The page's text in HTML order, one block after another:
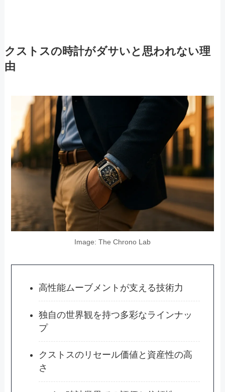
クストスの時計がダサいと思われない理
由
Image: The Chrono Lab
高性能ムーブメントが支える技術力
独自の世界観を持つ多彩なラインナッ
プ
クストスのリセール価値と資産性の高
さ